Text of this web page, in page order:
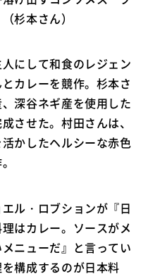
杉本さん）
にして和食のレジェン
カレーを競作。杉本さ
深谷ネギ産を使用した
させた。村田さんは、
かしたヘルシーな赤色
ル・ロブションが『日
はカレー。ソースがメ
ニューだ』と言ってい
構成するのが日本料